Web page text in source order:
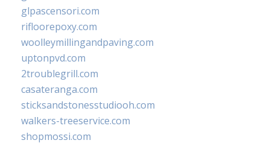
glpascensori.com
rifloorepoxy.com
woolleymillingandpaving.com
uptonpvd.com
2troublegrill.com
casateranga.com
sticksandstonesstudiooh.com
walkers-treeservice.com
shopmossi.com